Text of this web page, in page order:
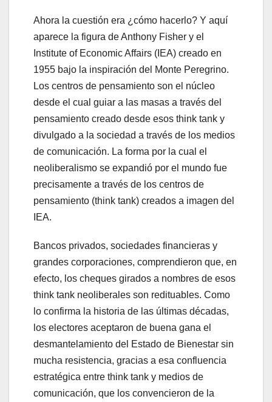
Ahora la cuestión era ¿cómo hacerlo? Y aquí
aparece la figura de Anthony Fisher y el
Institute of Economic Affairs (IEA) creado en
1955 bajo la inspiración del Monte Peregrino.
Los centros de pensamiento son el núcleo
desde el cual guiar a las masas a través del
pensamiento creado desde esos think tank y
divulgado a la sociedad a través de los medios
de comunicación. La forma por la cual el
neoliberalismo se expandió por el mundo fue
precisamente a través de los centros de
pensamiento (think tank) creados a imagen del
IEA.
Bancos privados, sociedades financieras y
grandes corporaciones, comprendieron que, en
efecto, los cheques girados a nombres de esos
think tank neoliberales son redituables. Como
lo confirma la historia de las últimas décadas,
los electores aceptaron de buena gana el
desmantelamiento del Estado de Bienestar sin
mucha resistencia, gracias a esa confluencia
estratégica entre think tank y medios de
comunicación, que los convencieron de la